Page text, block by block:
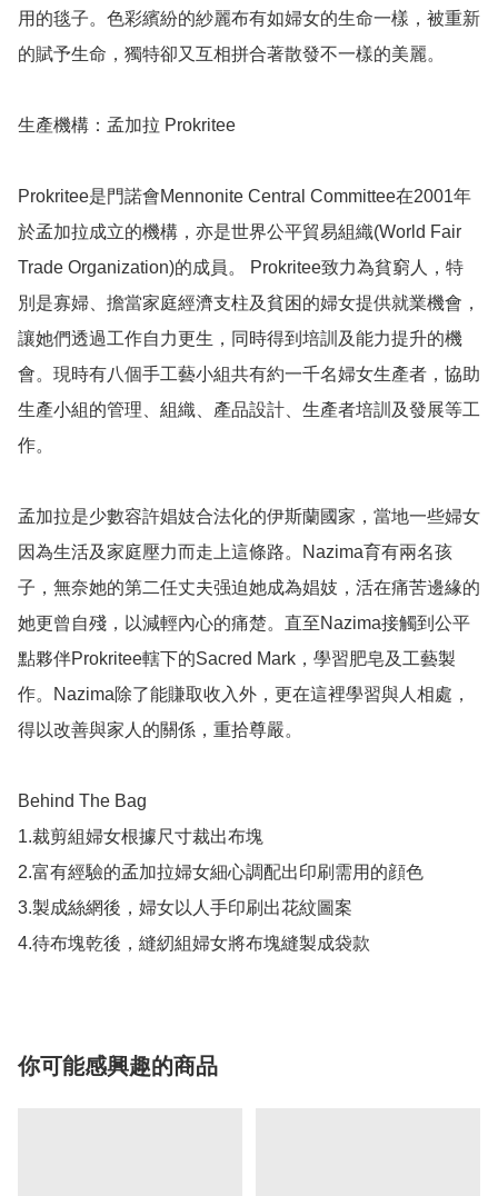
用的毯子。色彩繽紛的紗麗布有如婦女的生命一樣，被重新
的賦予生命，獨特卻又互相拼合著散發不一樣的美麗。
生產機構：孟加拉 Prokritee
Prokritee是門諾會Mennonite Central Committee在2001年
於孟加拉成立的機構，亦是世界公平貿易組織(World Fair
Trade Organization)的成員。 Prokritee致力為貧窮人，特
別是寡婦、擔當家庭經濟支柱及貧困的婦女提供就業機會，
讓她們透過工作自力更生，同時得到培訓及能力提升的機
會。現時有八個手工藝小組共有約一千名婦女生產者，協助
生產小組的管理、組織、產品設計、生產者培訓及發展等工
作。
孟加拉是少數容許娼妓合法化的伊斯蘭國家，當地一些婦女
因為生活及家庭壓力而走上這條路。Nazima育有兩名孩
子，無奈她的第二任丈夫强迫她成為娼妓，活在痛苦邊緣的
她更曾自殘，以減輕內心的痛楚。直至Nazima接觸到公平
點夥伴Prokritee轄下的Sacred Mark，學習肥皂及工藝製
作。Nazima除了能賺取收入外，更在這裡學習與人相處，
得以改善與家人的關係，重拾尊嚴。
Behind The Bag
1.裁剪組婦女根據尺寸裁出布塊
2.富有經驗的孟加拉婦女細心調配出印刷需用的顔色
3.製成絲網後，婦女以人手印刷出花紋圖案
4.待布塊乾後，縫紉組婦女將布塊縫製成袋款
你可能感興趣的商品